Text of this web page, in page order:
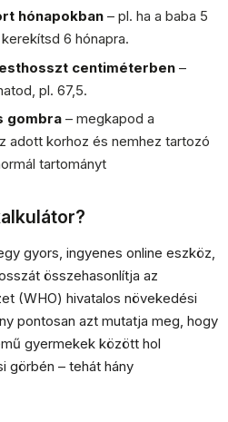
hónapokban – pl. ha a baba 5
6 hónapra.
centiméterben –
pl. 67,5.
gombra – megkapod a
adott korhoz és nemhez tartozó
tartományt
gyors, ingyenes online eszköz,
összehasonlítja az
(WHO) hivatalos növekedési
pontosan azt mutatja meg, hogy
gyermekek között hol
görbén – tehát hány